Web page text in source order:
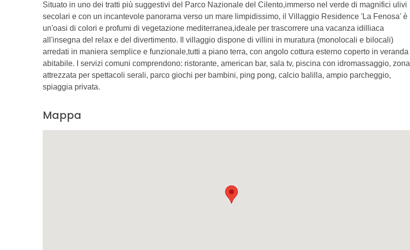
Situato in uno dei tratti più suggestivi del Parco Nazionale del Cilento,immerso nel verde di magnifici ulivi
secolari e con un incantevole panorama verso un mare limpidissimo, il Villaggio Residence 'La Fenosa' è
un'oasi di colori e profumi di vegetazione mediterranea,ideale per trascorrere una vacanza idilliaca
all'insegna del relax e del divertimento. Il villaggio dispone di villini in muratura (monolocali e bilocali)
arredati in maniera semplice e funzionale,tutti a piano terra, con angolo cottura esterno coperto in veranda
abitabile. I servizi comuni comprendono: ristorante, american bar, sala tv, piscina con idromassaggio, zona
attrezzata per spettacoli serali, parco giochi per bambini, ping pong, calcio balilla, ampio parcheggio,
spiaggia privata.
Mappa